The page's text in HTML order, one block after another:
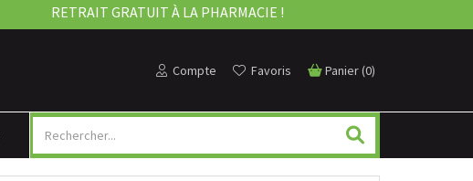
RETRAIT GRATUIT À LA PHARMACIE !
Compte Favoris Panier(0)